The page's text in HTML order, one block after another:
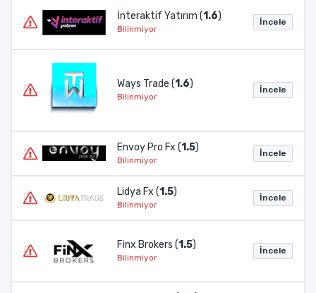
İnteraktif Yatırım (1.6)
Bilinmiyor
İncele
Ways Trade (1.6)
Bilinmiyor
İncele
Envoy Pro Fx (1.5)
Bilinmiyor
İncele
Lidya Fx (1.5)
Bilinmiyor
İncele
Finx Brokers (1.5)
Bilinmiyor
İncele